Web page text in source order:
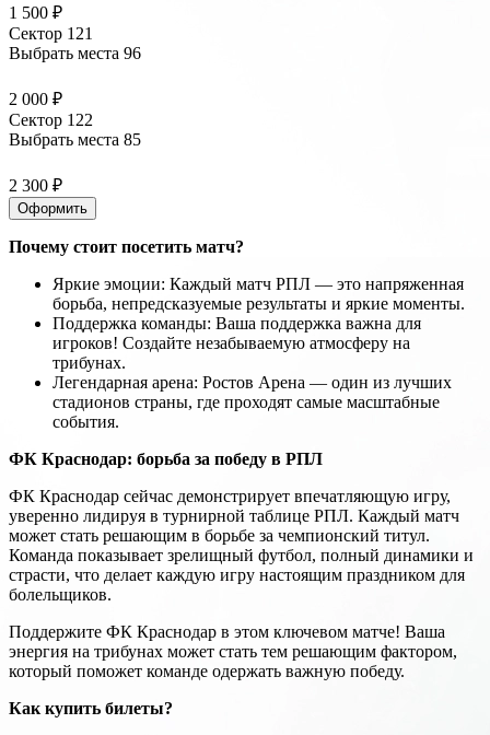
1 500 ₽
Сектор 121
Выбрать места 96
2 000 ₽
Сектор 122
Выбрать места 85
2 300 ₽
Оформить
Почему стоит посетить матч?
Яркие эмоции: Каждый матч РПЛ — это напряженная
борьба, непредсказуемые результаты и яркие моменты.
Поддержка команды: Ваша поддержка важна для
игроков! Создайте незабываемую атмосферу на
трибунах.
Легендарная арена: Ростов Арена — один из лучших
стадионов страны, где проходят самые масштабные
события.
ФК Краснодар: борьба за победу в РПЛ
ФК Краснодар сейчас демонстрирует впечатляющую игру,
уверенно лидируя в турнирной таблице РПЛ. Каждый матч
может стать решающим в борьбе за чемпионский титул.
Команда показывает зрелищный футбол, полный динамики и
страсти, что делает каждую игру настоящим праздником для
болельщиков.
Поддержите ФК Краснодар в этом ключевом матче! Ваша
энергия на трибунах может стать тем решающим фактором,
который поможет команде одержать важную победу.
Как купить билеты?